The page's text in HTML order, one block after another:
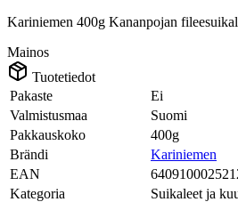
Kariniemen 400g Kananpojan
Mainos
Tuotetiedot
Pakaste
Ei
Valmistusmaa
Suomi
Pakkauskoko
400g
Brändi
Kariniemen
EAN
Kategoria
Suikaleet ja